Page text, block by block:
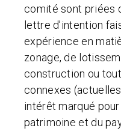
comité sont priées
lettre d’intention
expérience en
zonage, de
construction ou
connexes
intérêt marqué
patrimoine et du